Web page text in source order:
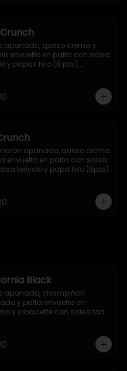
apanado, queso crema y
envuelto en palta con salsa
y papas hilo (8 pzs).
apanado, queso crema
envuelto en palta con salsa
teriyaki y papa hilo (8pzs)
Black
apanado, champiñon
y palta envuelto en
y ciboulette con salsa tari